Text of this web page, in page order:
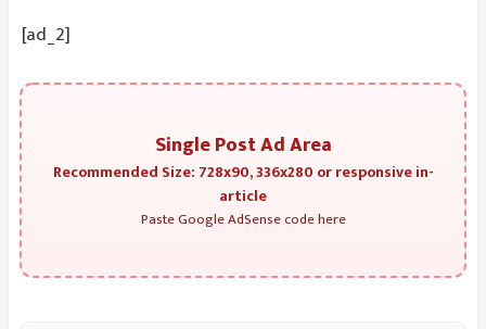
[ad_2]
Single Post Ad Area
Recommended Size: 728x90, 336x280 or responsive in-
article
Paste Google AdSense code here